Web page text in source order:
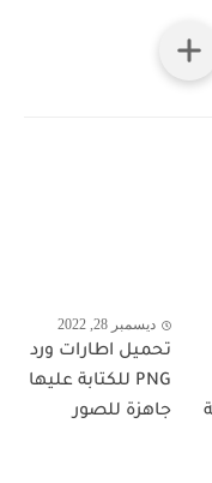
ديسمبر 28, 2022
تحميل اطارات ورد
PNG للكتابة عليها
جاهزة للصور